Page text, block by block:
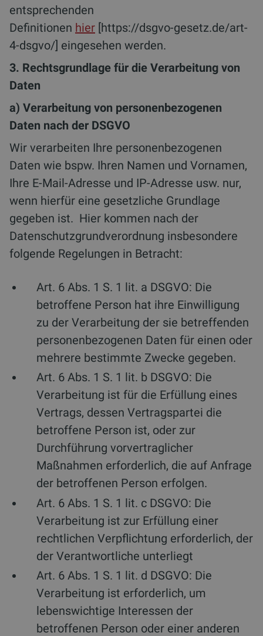
entsprechenden
Definitionen hier [https://dsgvo-gesetz.de/art-
4-dsgvo/] eingesehen werden.
3. Rechtsgrundlage für die Verarbeitung von
Daten
a) Verarbeitung von personenbezogenen
Daten nach der DSGVO
Wir verarbeiten Ihre personenbezogenen
Daten wie bspw. Ihren Namen und Vornamen,
Ihre E-Mail-Adresse und IP-Adresse usw. nur,
wenn hierfür eine gesetzliche Grundlage
gegeben ist. Hier kommen nach der
Datenschutzgrundverordnung insbesondere
folgende Regelungen in Betracht:
Art. 6 Abs. 1 S. 1 lit. a DSGVO: Die
betroffene Person hat ihre Einwilligung
zu der Verarbeitung der sie betreffenden
personenbezogenen Daten für einen oder
mehrere bestimmte Zwecke gegeben.
Art. 6 Abs. 1 S. 1 lit. b DSGVO: Die
Verarbeitung ist für die Erfüllung eines
Vertrags, dessen Vertragspartei die
betroffene Person ist, oder zur
Durchführung vorvertraglicher
Maßnahmen erforderlich, die auf Anfrage
der betroffenen Person erfolgen.
Art. 6 Abs. 1 S. 1 lit. c DSGVO: Die
Verarbeitung ist zur Erfüllung einer
rechtlichen Verpflichtung erforderlich, der
der Verantwortliche unterliegt
Art. 6 Abs. 1 S. 1 lit. d DSGVO: Die
Verarbeitung ist erforderlich, um
lebenswichtige Interessen der
betroffenen Person oder einer anderen